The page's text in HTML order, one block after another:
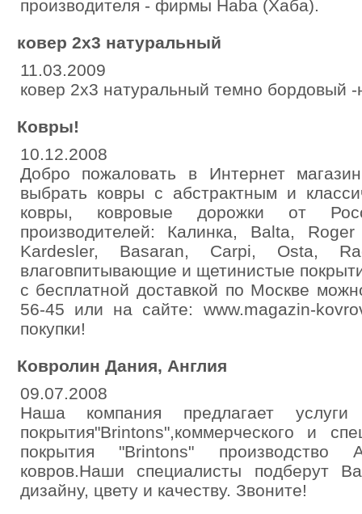
производителя - фирмы Haba (Хаба).
ковер 2х3 натуральный
11.03.2009
ковер 2х3 натуральный темно бордовый
Ковры!
10.12.2008
Добро пожаловать в Интернет
выбрать ковры с абстрактным и
ковры, ковровые дорожки от
производителей: Калинка, Balta,
Kardesler, Basaran, Carpi, Osta,
влаговпитывающие и щетинистые
с бесплатной доставкой по Москве
56-45 или на сайте: www.magazin-
покупки!
Ковролин Дания, Англия
09.07.2008
Наша компания предлагает
покрытия"Brintons",коммерческого и
покрытия "Brintons" производство
ковров.Наши специалисты подберут
дизайну, цвету и качеству. Звоните!